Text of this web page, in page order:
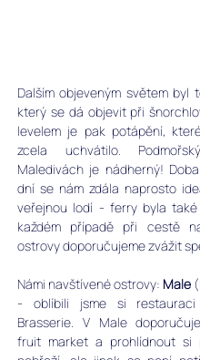
Dalším objeveným světem byl
který se dá objevit při
levelem je pak potápění,
zcela uchvátilo.
Maledivách je nádherný!
dní se nám zdála naprosto
veřejnou lodí - ferry byla
každém případě při cestě
ostrovy doporučujeme zvážit
Námi navštívené ostrovy: Male
- oblíbili jsme si restauraci
Brasserie. V Male
fruit market a prohlídnout si